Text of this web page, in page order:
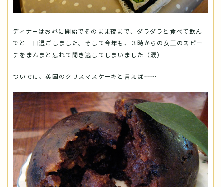
ディナーはお昼に開始でそのまま夜まで、ダラダラと食べて飲ん
でと一日過ごしました。そして今年も、３時からの女王のスピー
チをまんまと忘れて聞き逃してしまいました（涙）
ついでに、英国のクリスマスケーキと言えば～～